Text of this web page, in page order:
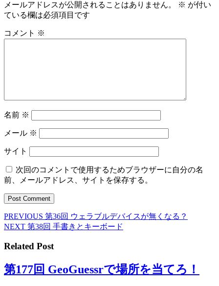
メールアドレスが公開されることはありません。 ※ が付い
ている欄は必須項目です
コメント ※
名前 ※
メール ※
サイト
次回のコメントで使用するためブラウザーに自分の名
前、メールアドレス、サイトを保存する。
投
稿
ナ
ビ
PREVIOUS Previous
post:
第36回 ウェラブルデバイスが無くなる？
NEXT Next
第38回 手書きとキーボード
Related Post
第177回 GeoGuessrで場所を当てろ！